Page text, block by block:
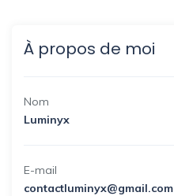
À propos de moi
Nom
Luminyx
E-mail
contactluminyx@gmail.com